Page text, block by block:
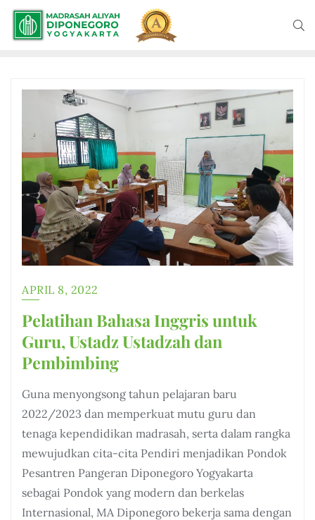
APRIL 8, 2022
Pelatihan Bahasa Inggris untuk
Guru, Ustadz Ustadzah dan
Pembimbing
Guna menyongsong tahun pelajaran baru
2022/2023 dan memperkuat mutu guru dan
tenaga kependidikan madrasah, serta dalam rangka
mewujudkan cita-cita Pendiri menjadikan Pondok
Pesantren Pangeran Diponegoro Yogyakarta
sebagai Pondok yang modern dan berkelas
Internasional, MA Diponegoro bekerja sama dengan